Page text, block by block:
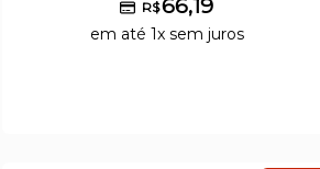
R$66,19
em até 1x sem juros